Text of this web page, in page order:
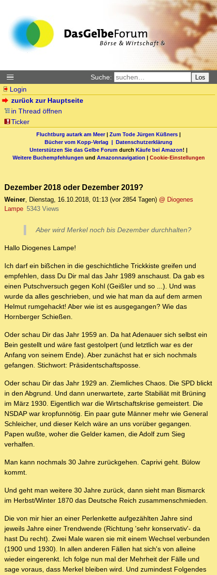
Suche: Los
Login
zurück zur Hauptseite
in Thread öffnen
Ticker
Fluchtburg autark am Meer| Zum Tode Jürgen Küßners |
Bücher vom Kopp-Verlag | Datenschutzerklärung
Unterstützen Sie das Gelbe Forum durch Käufe bei Amazon! |
Weitere Buchempfehlungen und Amazonnavigation | Cookie-Einstellungen
Dezember 2018 oder Dezember 2019?
Weiner, Dienstag, 16.10.2018, 01:13 (vor 2854 Tagen) @ Diogenes
Lampe 5343 Views
Aber wird Merkel noch bis Dezember durchhalten?
Hallo Diogenes Lampe!
Ich darf ein bißchen in die geschichtliche Trickkiste greifen und
empfehlen, dass Du Dir mal das Jahr 1989 anschaust. Da gab es
einen Putschversuch gegen Kohl (Geißler und so ...). Und was
wurde da alles geschrieben, und wie hat man da auf dem armen
Helmut rumgehackt! Aber wie ist es ausgegangen? Wie das
Hornberger Schießen.
Oder schau Dir das Jahr 1959 an. Da hat Adenauer sich selbst ein
Bein gestellt und wäre fast gestolpert (und letztlich war es der
Anfang von seinem Ende). Aber zunächst hat er sich nochmals
gefangen. Stichwort: Präsidentschaftsposse.
Oder schau Dir das Jahr 1929 an. Ziemliches Chaos. Die SPD blickt
in den Abgrund. Und dann unerwartete, zarte Stabiliät mit Brüning
im März 1930. Eigentlich war die Wirtschaftskrise gemeistert. Die
NSDAP war kropfunnötig. Ein paar gute Männer mehr wie General
Schleicher, und dieser Kelch wäre an uns vorüber gegangen.
Papen wußte, woher die Gelder kamen, die Adolf zum Sieg
verhalfen.
Man kann nochmals 30 Jahre zurückgehen. Caprivi geht. Bülow
kommt.
Und geht man weitere 30 Jahre zurück, dann sieht man Bismarck
im Herbst/Winter 1870 das Deutsche Reich zusammenschmieden.
Die von mir hier an einer Perlenkette aufgezählten Jahre sind
jeweils Jahre einer Trendwende (Richtung 'sehr konservativ'- da
hast Du recht). Zwei Male waren sie mit einem Wechsel verbunden
(1900 und 1930). In allen anderen Fällen hat sich's von alleine
wieder eingerenkt. Ich folge nun mal der Mehrheit der Fälle und
sage voraus, dass Merkel bleiben wird. Und zumindest Folgendes